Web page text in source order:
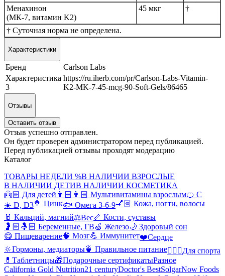
Менахинон
(МК-7, витамин K2)
45 мкг †
† Суточная норма не определена.
Характеристики
Бренд
Carlson Labs
Характеристика
3
https://ru.iherb.com/pr/Carlson-Labs-Vitamin-
K2-MK-7-45-mcg-90-Soft-Gels/86465
Отзывы
Оставить отзыв
Отзыв успешно отправлен.
Он будет проверен администратором перед публикацией.
Перед публикацией отзывы проходят модерацию
Каталог
ТОВАРЫ НЕДЕЛИ %В НАЛИЧИИ ВЗРОСЛЫЕ
В НАЛИЧИИ ДЕТИВ НАЛИЧИИ КОСМЕТИКА
👼🏻 Для детей 👩🏻👨🏻 Мультивитамины взрослым🍊 С
☀️ D, D3🥦 Цинк🐟 Омега 3-6-9💅🏻 Кожа, ногти, волосы
🥛 Кальций, магний⚖️Вес🦴 Кости, суставы
🤰🏻🤱🏻 Беременные, ГВ🍏 Железо🌙 Здоровый сон
😋 Пищеварение🧠 Мозг💪 Иммунитет❤️Сердце
🔆Гормоны, медиаторы🍵 Правильное питание🤸🏻‍♀️Для спорта
💊Таблетницы🎁Подарочные сертификатыРазное
California Gold Nutrition21 centuryDoctor's BestSolgarNow Foods